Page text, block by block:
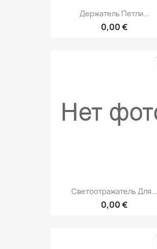
Держатель Петли...
0,00 €
Cветоотражатель Для...
0,00 €